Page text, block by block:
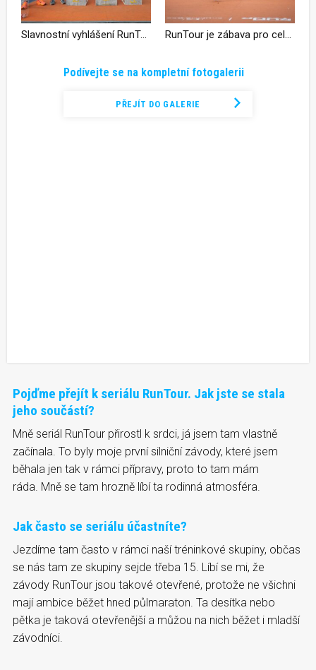
Podívejte se na kompletní fotogalerii
PŘEJÍT DO GALERIE
Slavnostní vyhlášení RunTour
Pojďme přejít k seriálu RunTour. Jak jste se stala
jeho součástí?
Mně seriál RunTour přirostl k srdci, já jsem tam vlastně
začínala. To byly moje první silniční závody, které jsem
běhala jen tak v rámci přípravy, proto to tam mám
ráda. Mně se tam hrozně líbí ta rodinná atmosféra.
Jak často se seriálu účastníte?
Jezdíme tam často v rámci naší tréninkové skupiny, občas
se nás tam ze skupiny sejde třeba 15. Líbí se mi, že
závody RunTour jsou takové otevřené, protože ne všichni
mají ambice běžet hned půlmaraton. Ta desítka nebo
pětka je taková otevřenější a můžou na nich běžet i mladší
závodníci.